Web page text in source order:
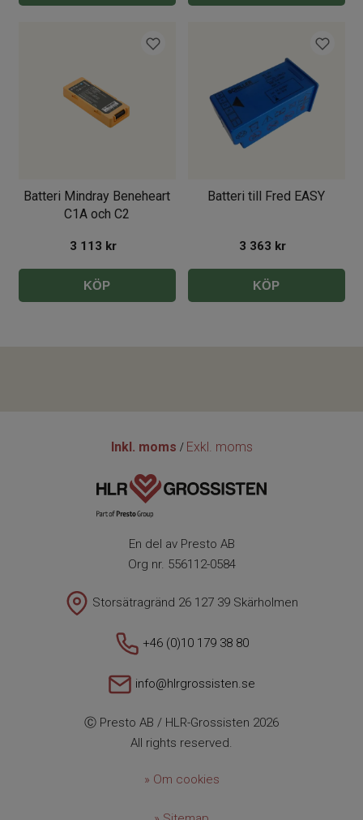
Batteri Mindray Beneheart
C1A och C2
3 113 kr
KÖP
Batteri till Fred EASY
3 363 kr
KÖP
Inkl. moms / Exkl. moms
En del av Presto AB
Org nr. 556112-0584
Storsätragränd 26 127 39 Skärholmen
+46 (0)10 179 38 80
info@hlrgrossisten.se
Ⓒ Presto AB / HLR-Grossisten 2026
All rights reserved.
» Om cookies